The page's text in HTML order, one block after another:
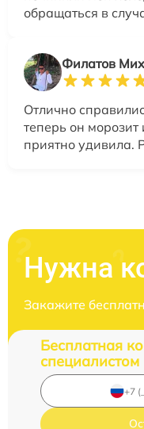
обращаться в
Филатов
Отлично
теперь он морозит
приятно удивила.
Нужна
Закажите
Бесплатная
специалистом